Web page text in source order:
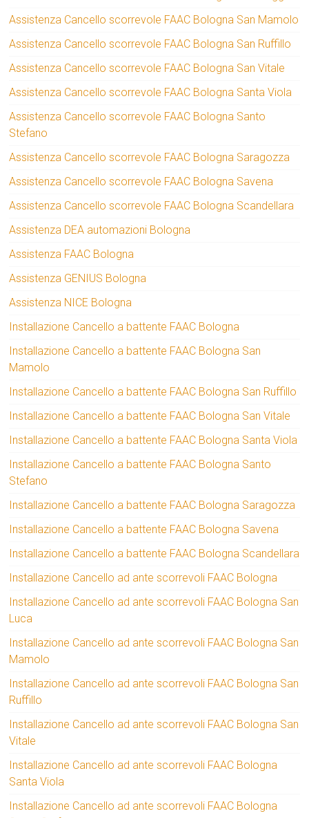
Assistenza Cancello scorrevole FAAC Bologna San Mamolo
Assistenza Cancello scorrevole FAAC Bologna San Ruffillo
Assistenza Cancello scorrevole FAAC Bologna San Vitale
Assistenza Cancello scorrevole FAAC Bologna Santa Viola
Assistenza Cancello scorrevole FAAC Bologna Santo
Stefano
Assistenza Cancello scorrevole FAAC Bologna Saragozza
Assistenza Cancello scorrevole FAAC Bologna Savena
Assistenza Cancello scorrevole FAAC Bologna Scandellara
Assistenza DEA automazioni Bologna
Assistenza FAAC Bologna
Assistenza GENIUS Bologna
Assistenza NICE Bologna
Installazione Cancello a battente FAAC Bologna
Installazione Cancello a battente FAAC Bologna San
Mamolo
Installazione Cancello a battente FAAC Bologna San Ruffillo
Installazione Cancello a battente FAAC Bologna San Vitale
Installazione Cancello a battente FAAC Bologna Santa Viola
Installazione Cancello a battente FAAC Bologna Santo
Stefano
Installazione Cancello a battente FAAC Bologna Saragozza
Installazione Cancello a battente FAAC Bologna Savena
Installazione Cancello a battente FAAC Bologna Scandellara
Installazione Cancello ad ante scorrevoli FAAC Bologna
Installazione Cancello ad ante scorrevoli FAAC Bologna San
Luca
Installazione Cancello ad ante scorrevoli FAAC Bologna San
Mamolo
Installazione Cancello ad ante scorrevoli FAAC Bologna San
Ruffillo
Installazione Cancello ad ante scorrevoli FAAC Bologna San
Vitale
Installazione Cancello ad ante scorrevoli FAAC Bologna
Santa Viola
Installazione Cancello ad ante scorrevoli FAAC Bologna